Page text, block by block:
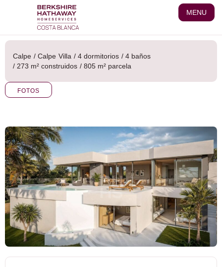
MENU
Calpe / Calpe Villa / 4 dormitorios / 4 baños
/ 273 m² construidos / 805 m² parcela
FOTOS